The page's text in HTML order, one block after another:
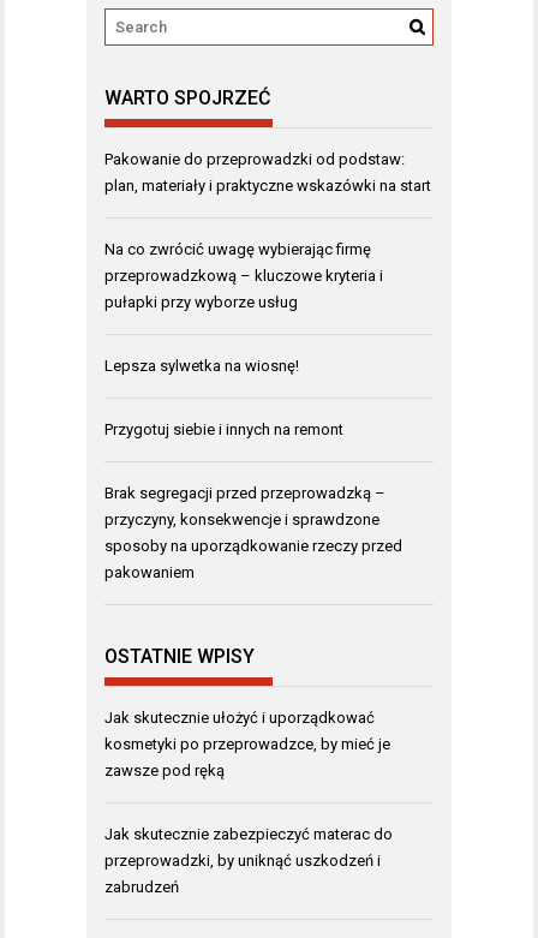
WARTO SPOJRZEĆ
Pakowanie do przeprowadzki od podstaw:
plan, materiały i praktyczne wskazówki na start
Na co zwrócić uwagę wybierając firmę
przeprowadzkową – kluczowe kryteria i
pułapki przy wyborze usług
Lepsza sylwetka na wiosnę!
Przygotuj siebie i innych na remont
Brak segregacji przed przeprowadzką –
przyczyny, konsekwencje i sprawdzone
sposoby na uporządkowanie rzeczy przed
pakowaniem
OSTATNIE WPISY
Jak skutecznie ułożyć i uporządkować
kosmetyki po przeprowadzce, by mieć je
zawsze pod ręką
Jak skutecznie zabezpieczyć materac do
przeprowadzki, by uniknąć uszkodzeń i
zabrudzeń